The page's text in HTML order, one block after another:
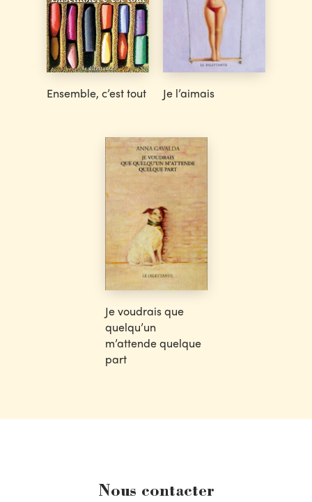
Ensemble, c’est tout Je l’aimais
Je voudrais que
quelqu’un
m’attende quelque
part
Nous contacter